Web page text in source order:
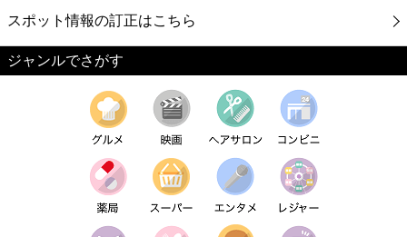
スポット情報の訂正はこちら
ジャンルでさがす